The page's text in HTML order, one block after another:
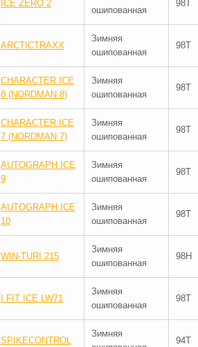
ICE ZERO 2
ошипованная
98T
ARCTICTRAXX
Зимняя
ошипованная
98T
CHARACTER ICE
8 (NORDMAN 8)
Зимняя
ошипованная
98T
CHARACTER ICE
7 (NORDMAN 7)
Зимняя
ошипованная
98T
AUTOGRAPH ICE
9
Зимняя
ошипованная
98T
AUTOGRAPH ICE
10
Зимняя
ошипованная
98T
WIN-TURI 215
Зимняя
ошипованная
98H
I FIT ICE LW71
Зимняя
ошипованная
98T
SPIKECONTROL
Зимняя
94T